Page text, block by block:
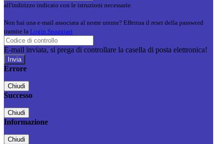
all'indirizzo indicato con le istruzioni necessarie.
Non hai una e-mail associata al nome utente? Effettua il reset della password
tramite la Login Spaggiari
E-mail inviata, si prega di controllare la casella di posta elettronica!
Errore
Chiudi
Successo
Chiudi
Informazione
Chiudi